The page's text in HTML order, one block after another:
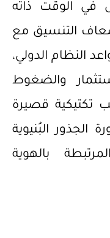
في الوقت ذاته
التنسيق مع
النظام الدولي،
والضغوط
تكتيكية قصيرة
الجذور البُنيوية
بالهوية